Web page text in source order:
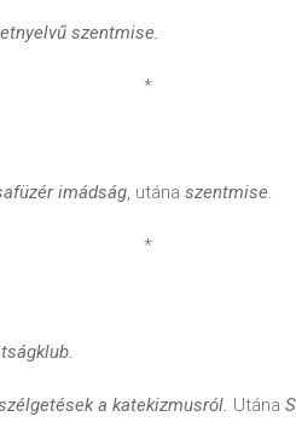
szentmise.
*
imádság, utána szentmise.
*
a katekizmusról. Utána